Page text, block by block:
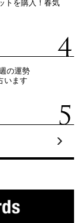
トを購入！春気
の運勢
います